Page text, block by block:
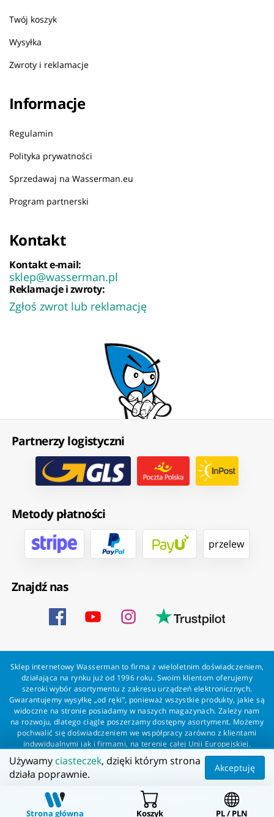
Twój koszyk
Wysyłka
Zwroty i reklamacje
Informacje
Regulamin
Polityka prywatności
Sprzedawaj na Wasserman.eu
Program partnerski
Kontakt
Kontakt e-mail:
sklep@wasserman.pl
Reklamacje i zwroty:
Zgłoś zwrot lub reklamację
Partnerzy logistyczni
Metody płatności
przelew
Znajdź nas
Sklep internetowy Wasserman to firma z wieloletnim doświadczeniem,
działająca na rynku już od 1996 roku. Swoim klientom oferujemy
szeroki wybór asortymentu z zakresu urządzeń elektronicznych.
Gwarantujemy wysyłkę „od ręki”, ponieważ wszystkie produkty, jakie są
widoczne na stronie posiadamy w naszych magazynach. Zależy nam
na rozwoju, dlatego ciągle poszerzamy dostępny asortyment. Możemy
pochwalić się doświadczeniem we współpracy zarówno z klientami
indywidualnymi jak i firmami, na terenie całej Unii Europejskiej.
Zapewniamy profesjonalną obsługę każdego klienta oraz szybką i
bezproblemową realizację zamówień. Wasserman - wszystko dla
Wszelkie prawa zastrzeżone dla Wasserman.eu
Strona główna Koszyk PL / PLN
Używamy ciasteczek, dzięki którym strona
działa poprawnie.
Akceptuję